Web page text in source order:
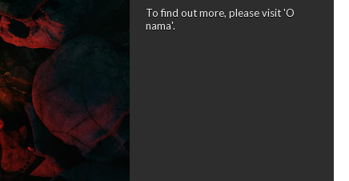
To find out more, please visit 'O
nama'.